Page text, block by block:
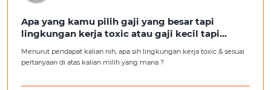
Apa yang kamu pilih gaji yang besar tapi
lingkungan kerja toxic atau gaji kecil tapi
Menurut pendapat kalian nih, apa sih lingkungan kerja toxic & sesuai
pertanyaan di atas kalian milih yang mana ?